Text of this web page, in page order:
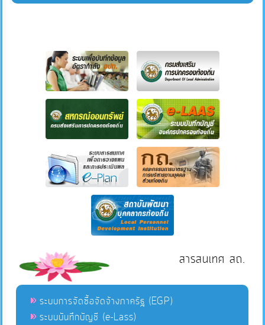
สารสนเทศ สถ.
ระบบการจัดซื้อจัดจ้างภาครัฐ (EGP)
ระบบบันทึกบัญชี (e-Lass)